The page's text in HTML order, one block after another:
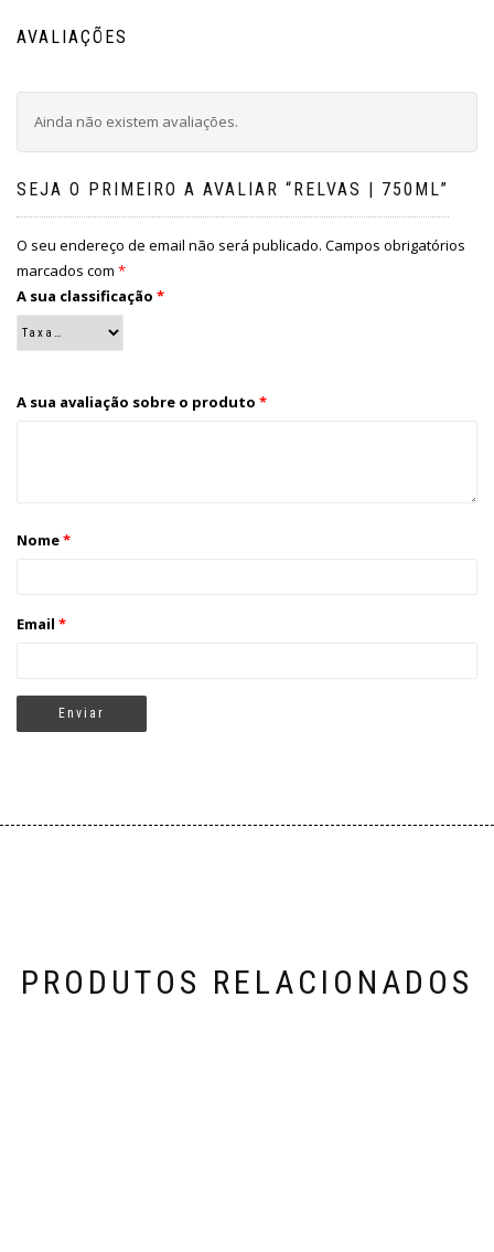
AVALIAÇÕES
Ainda não existem avaliações.
SEJA O PRIMEIRO A AVALIAR “RELVAS | 750ML”
O seu endereço de email não será publicado. Campos obrigatórios
marcados com *
A sua classificação *
A sua avaliação sobre o produto *
Nome*
Email *
PRODUTOS RELACIONADOS